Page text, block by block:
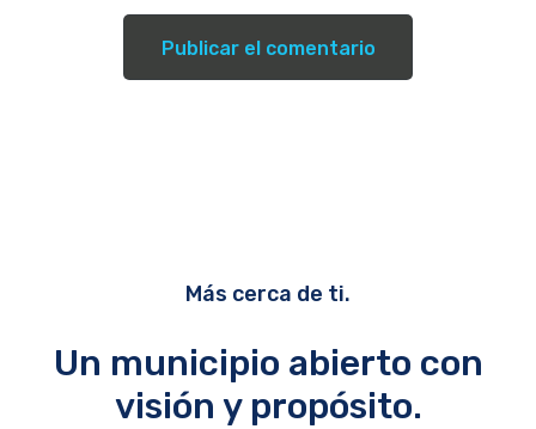
Más cerca de ti.
Un municipio abierto con
visión y propósito.